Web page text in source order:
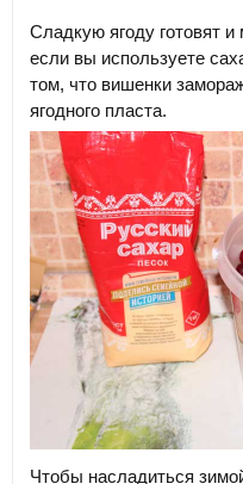
Сладкую ягоду готовят
если вы используете
том, что вишенки
ягодного пласта.
Чтобы насладиться